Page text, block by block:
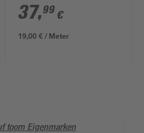
37,99 €
19,00 € / Meter
toom Eigenmarken